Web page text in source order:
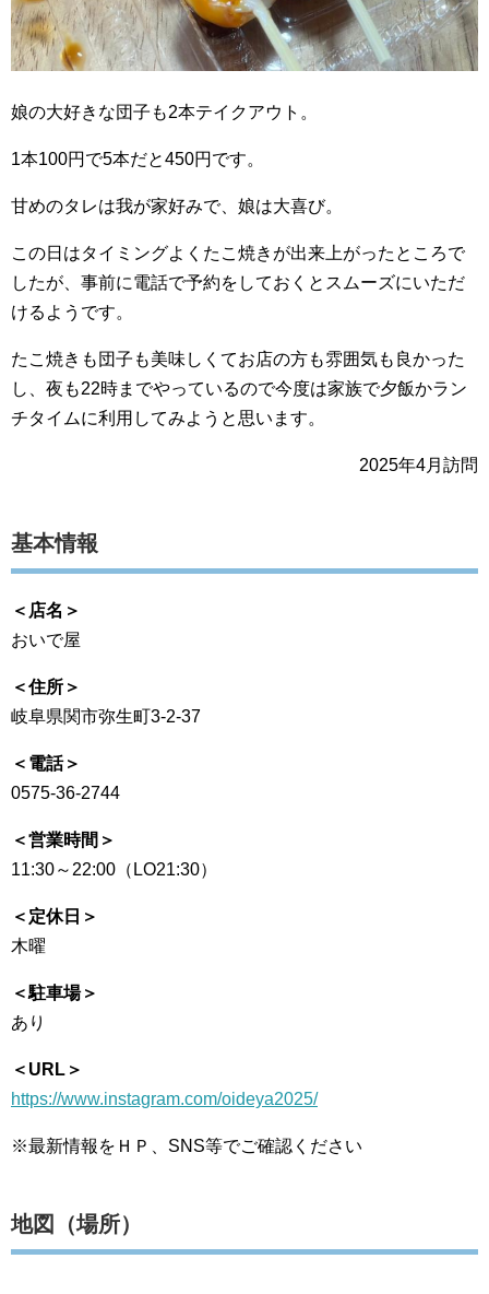
娘の大好きな団子も2本テイクアウト。
1本100円で5本だと450円です。
甘めのタレは我が家好みで、娘は大喜び。
この日はタイミングよくたこ焼きが出来上がったところで
したが、事前に電話で予約をしておくとスムーズにいただ
けるようです。
たこ焼きも団子も美味しくてお店の方も雰囲気も良かった
し、夜も22時までやっているので今度は家族で夕飯かラン
チタイムに利用してみようと思います。
2025年4月訪問
基本情報
＜店名＞
おいで屋
＜住所＞
岐阜県関市弥生町3-2-37
＜電話＞
0575-36-2744
＜営業時間＞
11:30～22:00（LO21:30）
＜定休日＞
木曜
＜駐車場＞
あり
＜URL＞
https://www.instagram.com/oideya2025/
※最新情報をＨＰ、SNS等でご確認ください
地図（場所）